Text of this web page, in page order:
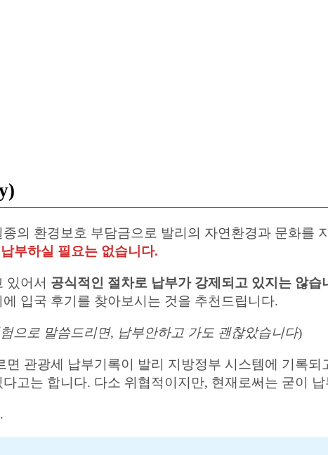
의 환경보호 부담금으로 발리의 자연환경과 문화를
부하실 필요는 없습니다.
있어서 공식적인 절차로 납부가 강제되고 있지는 않습
입국 후기를 찾아보시는 것을 추천드립니다.
으로 말씀드리면, 납부안하고 가도 괜찮았습니다)
관광세 납부기록이 발리 지방정부 시스템에 기록
다고는 합니다. 다소 위협적이지만, 현재로써는 굳이